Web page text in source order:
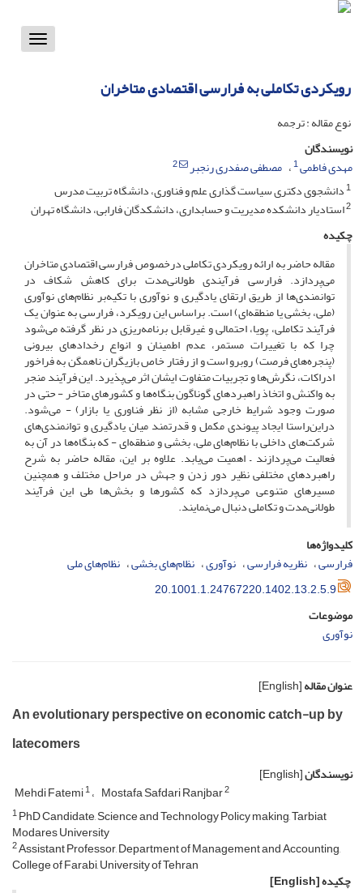
Toggle
رویکردی تکاملی به فرارسی اقتصادی متاخران
نوع مقاله : ترجمه
نویسندگان
مهدی فاطمی1 مصطفی صفدری رنجبر
2
1دانشجوی دکتری سیاست گذاری علم و فناوری، دانشگاه تربیت مدرس
2استادیار دانشکده مدیریت و حسابداری، دانشکدگان فارابی، دانشگاه تهران
چکیده
مقاله حاضر به ارائه رویکردی تکاملی درخصوص فرارسی اقتصادی متاخران
می‌پردازد. فرارسی فرآیندی طولانی‌مدت برای کاهش شکاف در
توانمندی‌ها از طریق ارتقای یادگیری و نوآوری با تکیه‌بر نظام‌های نوآوری
(ملی، بخشی یا منطقه‌ای) است. براساس این رویکرد، فرارسی به عنوان یک
فرآیند تکاملی، پویا، احتمالی و غیرقابل‌ برنامه‌ریزی در نظر گرفته می‌شود
چرا که با تغییرات مستمر، عدم اطمینان و انواع رخدادهای بیرونی
(پنجره‌های فرصت) روبرو است و از رفتار خاص بازیگران ناهمگن به فراخور
ادراکات، نگرش‌ها و تجربیات متفاوت ایشان اثر می‌پذیرد. این فرآیند منجر
به واکنش‌ و اتخاذ راهبردهای گوناگون بنگاه‌ها و کشورهای متاخر - حتی در
صورت وجود شرایط خارجی مشابه (از نظر فناوری یا بازار) - می‌شود.
دراین‌راستا ایجاد پیوندی مکمل و قدرتمند میان یادگیری و توانمندی‌های
شرکت‌های داخلی با نظام‌های ملی، بخشی و منطقه‌ای - که بنگاه‌ها در آن به
فعالیت می‌پردازند – اهمیت می‌یابد. علاوه بر این، مقاله حاضر به شرح
راهبردهای مختلفی نظیر دور زدن و جهش در مراحل مختلف و همچنین
مسیرهای متنوعی می‌پردازد که کشورها و بخش‌ها طی این فرآیند
طولانی‌مدت و تکاملی دنبال می‌نمایند.
کلیدواژه‌ها
فرارسی نظریه فرارسی نوآوری نظام‌های بخشی نظام‌های ملی
20.1001.1.24767220.1402.13.2.5.9
موضوعات
نوآوری
عنوان مقاله[English]
An evolutionary perspective on economic catch-up by
latecomers
نویسندگان[English]
Mehdi Fatemi1 Mostafa Safdari Ranjbar2
1PhD Candidate, Science and Technology Policy making, Tarbiat
Modares University
2Assistant Professor, Department of Management and Accounting,
College of Farabi, University of Tehran
چکیده[English]